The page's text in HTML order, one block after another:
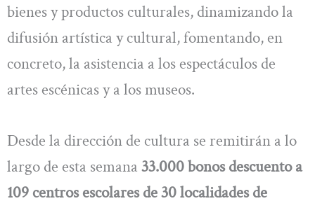
bienes y productos culturales, dinamizando la
difusión artística y cultural, fomentando, en
concreto, la asistencia a los espectáculos de
artes escénicas y a los museos.
Desde la dirección de cultura se remitirán a lo
largo de esta semana 33.000 bonos descuento a
109 centros escolares de 30 localidades de